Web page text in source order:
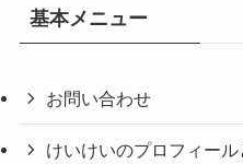
基本メニュー
お問い合わせ
けいけいのプロフィール